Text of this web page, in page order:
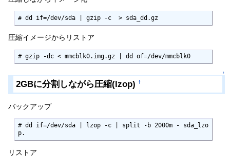
# dd if=/dev/sda | gzip -c  > sda_dd.gz
圧縮イメージからリストア
# gzip -dc < mmcblk0.img.gz | dd of=/dev/mmcblk0
↑
2GBに分割しながら圧縮(lzop) †
バックアップ
# dd if=/dev/sda | lzop -c | split -b 2000m - sda_lzo
p.
リストア